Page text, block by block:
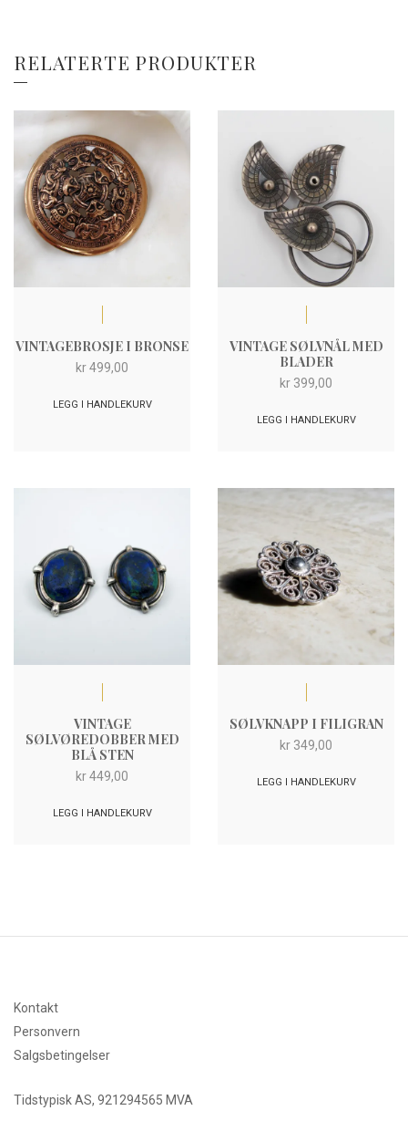
RELATERTE PRODUKTER
VINTAGEBROSJE I BRONSE
kr499,00
LEGG I HANDLEKURV
VINTAGE SØLVNÅL MED
BLADER
kr 399,00
LEGG I HANDLEKURV
VINTAGE
SØLVØREDOBBER MED
BLÅ STEN
kr449,00
LEGG I HANDLEKURV
SØLVKNAPP I FILIGRAN
kr 349,00
LEGG I HANDLEKURV
Kontakt
Personvern
Salgsbetingelser
Tidstypisk AS, 921294565 MVA